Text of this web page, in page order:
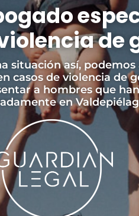
de
situación así, podemos
casos de violencia de
a hombres que
en